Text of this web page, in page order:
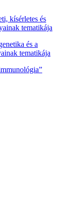
kísérletes és
tematikája
és a
tematikája